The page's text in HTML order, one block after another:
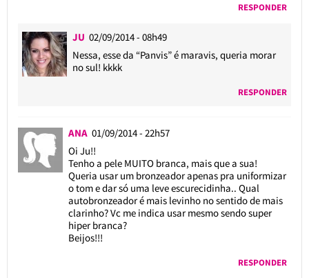
RESPONDER
JU 02/09/2014 - 08h49
Nessa, esse da “Panvis” é maravis, queria morar
no sul! kkkk
RESPONDER
ANA 01/09/2014 - 22h57
Oi Ju!!
Tenho a pele MUITO branca, mais que a sua!
Queria usar um bronzeador apenas pra uniformizar
o tom e dar só uma leve escurecidinha.. Qual
autobronzeador é mais levinho no sentido de mais
clarinho? Vc me indica usar mesmo sendo super
hiper branca?
Beijos!!!
RESPONDER